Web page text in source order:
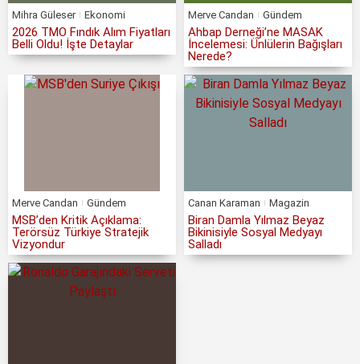
Mihra Güleser Ekonomi
2026 TMO Fındık Alım Fiyatları
Belli Oldu! İşte Detaylar
Merve Candan Gündem
Ahbap Derneği’ne MASAK
İncelemesi: Ünlülerin Bağışları
Nerede?
Merve Candan Gündem
MSB’den Kritik Açıklama:
Terörsüz Türkiye Stratejik
Vizyondur
Canan Karaman Magazin
Biran Damla Yılmaz Beyaz
Bikinisiyle Sosyal Medyayı
Salladı